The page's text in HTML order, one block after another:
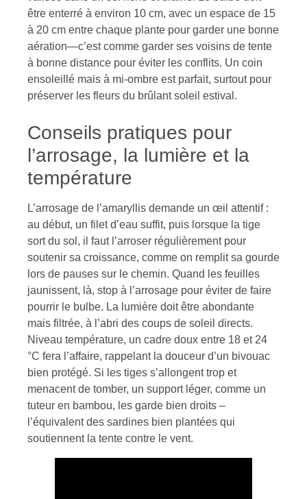
être enterré à environ 10 cm, avec un espace de 15
à 20 cm entre chaque plante pour garder une bonne
aération—c’est comme garder ses voisins de tente
à bonne distance pour éviter les conflits. Un coin
ensoleillé mais à mi-ombre est parfait, surtout pour
préserver les fleurs du brûlant soleil estival.
Conseils pratiques pour
l’arrosage, la lumière et la
température
L’arrosage de l’amaryllis demande un œil attentif :
au début, un filet d’eau suffit, puis lorsque la tige
sort du sol, il faut l’arroser régulièrement pour
soutenir sa croissance, comme on remplit sa gourde
lors de pauses sur le chemin. Quand les feuilles
jaunissent, là, stop à l’arrosage pour éviter de faire
pourrir le bulbe. La lumière doit être abondante
mais filtrée, à l’abri des coups de soleil directs.
Niveau température, un cadre doux entre 18 et 24
°C fera l’affaire, rappelant la douceur d’un bivouac
bien protégé. Si les tiges s’allongent trop et
menacent de tomber, un support léger, comme un
tuteur en bambou, les garde bien droits –
l’équivalent des sardines bien plantées qui
soutiennent la tente contre le vent.